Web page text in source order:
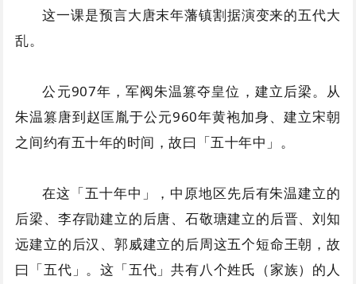
这一课是预言大唐末年藩镇割据演变来的五代大
乱。
公元907年，军阀朱温篡夺皇位，建立后梁。从
朱温篡唐到赵匡胤于公元960年黄袍加身、建立宋朝
之间约有五十年的时间，故曰「五十年中」。
在这「五十年中」，中原地区先后有朱温建立的
后梁、李存勖建立的后唐、石敬瑭建立的后晋、刘知
远建立的后汉、郭威建立的后周这五个短命王朝，故
曰「五代」。这「五代」共有八个姓氏（家族）的人